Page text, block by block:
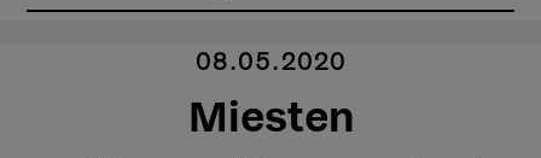
08.05.2020
Miesten